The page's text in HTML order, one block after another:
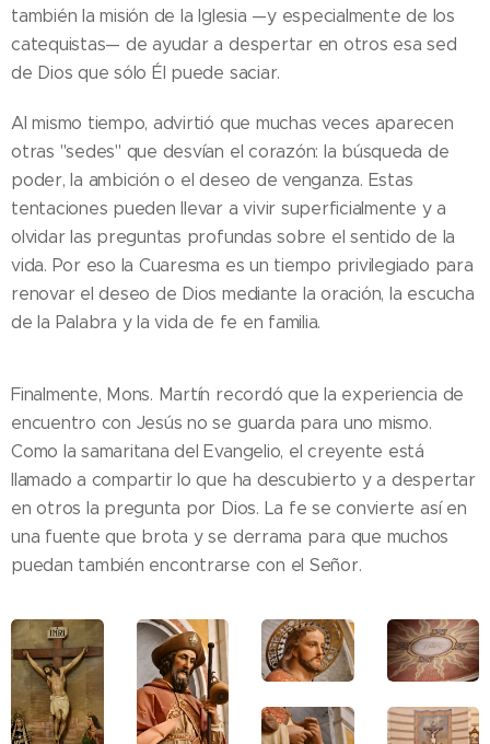
también la misión de la Iglesia —y especialmente de los
catequistas— de ayudar a despertar en otros esa sed
de Dios que sólo Él puede saciar.
Al mismo tiempo, advirtió que muchas veces aparecen
otras "sedes" que desvían el corazón: la búsqueda de
poder, la ambición o el deseo de venganza. Estas
tentaciones pueden llevar a vivir superficialmente y a
olvidar las preguntas profundas sobre el sentido de la
vida. Por eso la Cuaresma es un tiempo privilegiado para
renovar el deseo de Dios mediante la oración, la escucha
de la Palabra y la vida de fe en familia.
Finalmente, Mons. Martín recordó que la experiencia de
encuentro con Jesús no se guarda para uno mismo.
Como la samaritana del Evangelio, el creyente está
llamado a compartir lo que ha descubierto y a despertar
en otros la pregunta por Dios. La fe se convierte así en
una fuente que brota y se derrama para que muchos
puedan también encontrarse con el Señor.